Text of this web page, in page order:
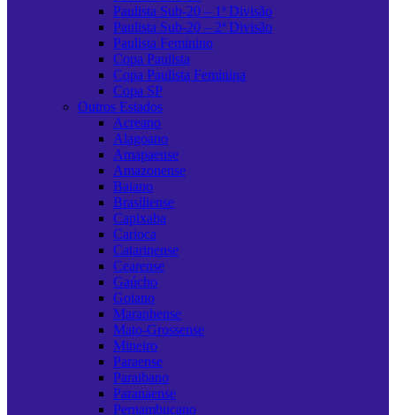
Paulista Sub-20 – 1ª Divisão
Paulista Sub-20 – 2ª Divisão
Paulista Feminino
Copa Paulista
Copa Paulista Feminina
Copa SP
Outros Estados
Acreano
Alagoano
Amapaense
Amazonense
Baiano
Brasiliense
Capixaba
Carioca
Catarinense
Cearense
Gaúcho
Goiano
Maranhense
Mato-Grossense
Mineiro
Paraense
Paraibano
Paranaense
Pernambucano